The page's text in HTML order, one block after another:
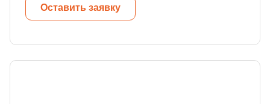
Оставить заявку